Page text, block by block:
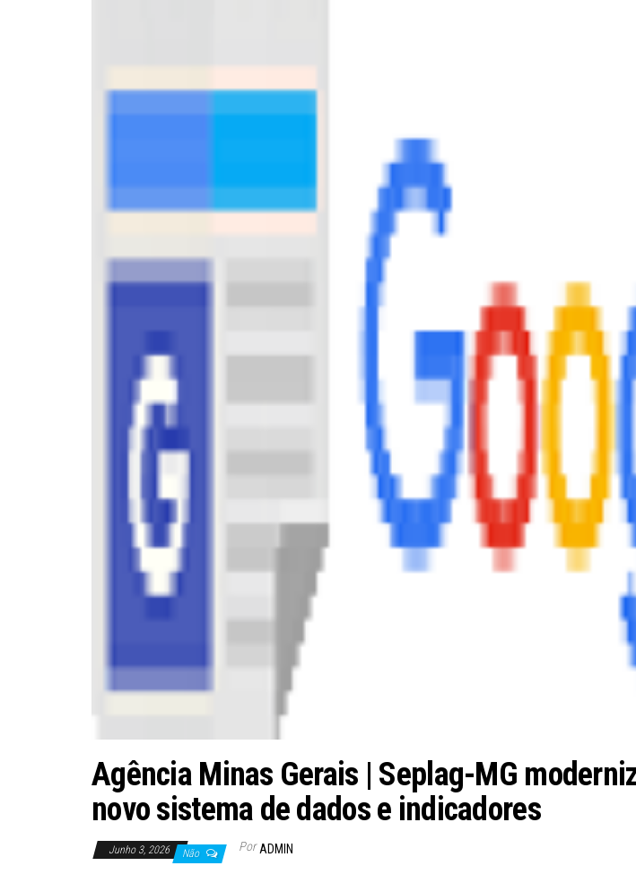
Agência Minas Gerais | Seplag-MG
novo sistema de dados e indicadores
Junho 3, 2026 Não Por ADMIN